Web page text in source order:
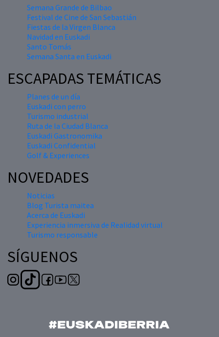
Semana Grande de Bilbao
Festival de Cine de San Sebastián
Fiestas de la Virgen Blanca
Navidad en Euskadi
Santo Tomás
Semana Santa en Euskadi
ESCAPADAS TEMÁTICAS
Planes de un día
Euskadi con perro
Turismo industrial
Ruta de la Ciudad Blanca
Euskadi Gastronomika
Euskadi Confidential
Golf & Experiences
NOVEDADES
Noticias
Blog Turista maitea
Acerca de Euskadi
Experiencia inmersiva de Realidad virtual
Turismo responsable
SÍGUENOS